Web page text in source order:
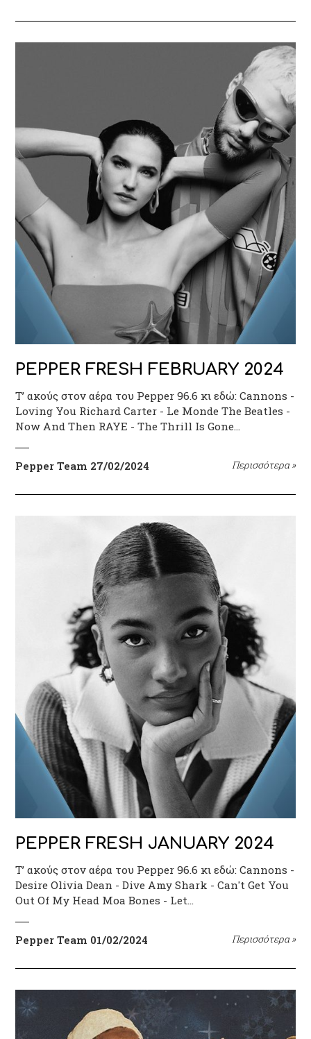
PEPPER FRESH FEBRUARY 2024
Τ’ ακούς στον αέρα του Pepper 96.6 κι εδώ: Cannons -
Loving You Richard Carter - Le Monde The Beatles -
Now And Then RAYE - The Thrill Is Gone…
Pepper Team 27/02/2024 Περισσότερα »
PEPPER FRESH JANUARY 2024
Τ’ ακούς στον αέρα του Pepper 96.6 κι εδώ: Cannons -
Desire Olivia Dean - Dive Amy Shark - Can't Get You
Out Of My Head Moa Bones - Let…
Pepper Team 01/02/2024 Περισσότερα »